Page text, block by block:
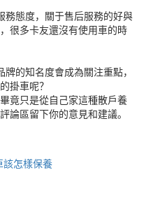
務態度，關于售后服務的好與
很多卡友還沒有使用車的時
牌的知名度會成為關注重點，
掛車呢？
竟只是從自己家這種散戶養
論區留下你的意見和建議。
該怎樣保養